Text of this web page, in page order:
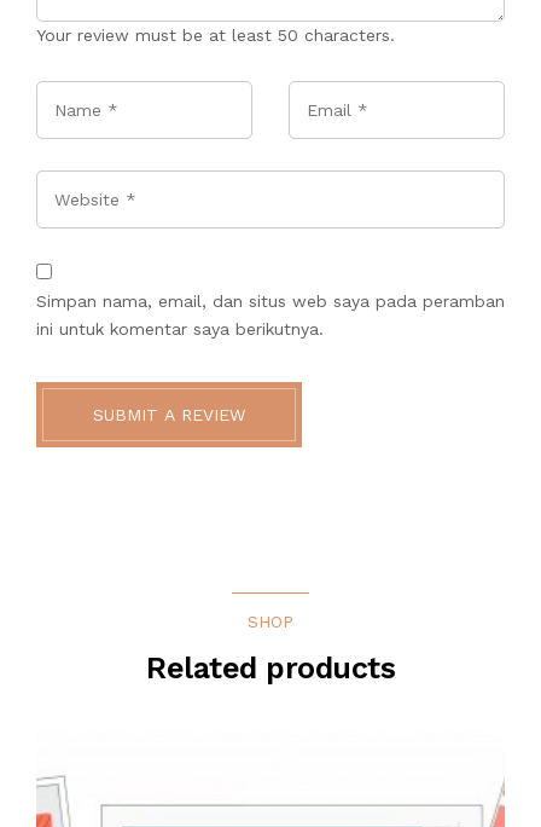
Your review must be at least 50 characters.
Simpan nama, email, dan situs web saya pada peramban
ini untuk komentar saya berikutnya.
SUBMIT A REVIEW
SHOP
Related products